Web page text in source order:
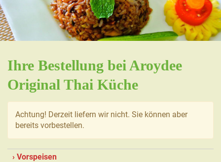
Ihre Bestellung bei Aroydee
Original Thai Küche
Achtung! Derzeit liefern wir nicht. Sie können aber
bereits vorbestellen.
Vorspeisen